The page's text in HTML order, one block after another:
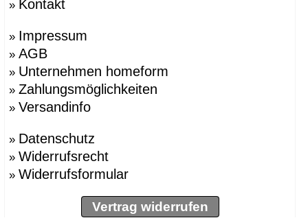
» Kontakt
» Impressum
» AGB
» Unternehmen homeform
» Zahlungsmöglichkeiten
» Versandinfo
» Datenschutz
» Widerrufsrecht
» Widerrufsformular
Vertrag widerrufen